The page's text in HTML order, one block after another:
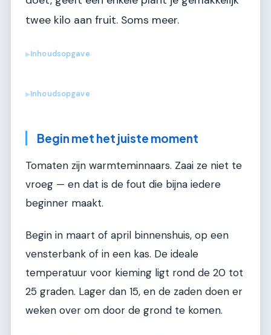
twee kilo aan fruit. Soms meer.
▶Inhoudsopgave
▶Inhoudsopgave
Begin met het juiste moment
Tomaten zijn warmteminnaars. Zaai ze niet te
vroeg — en dat is de fout die bijna iedere
beginner maakt.
Begin in maart of april binnenshuis, op een
vensterbank of in een kas. De ideale
temperatuur voor kieming ligt rond de 20 tot
25 graden. Lager dan 15, en de zaden doen er
weken over om door de grond te komen.